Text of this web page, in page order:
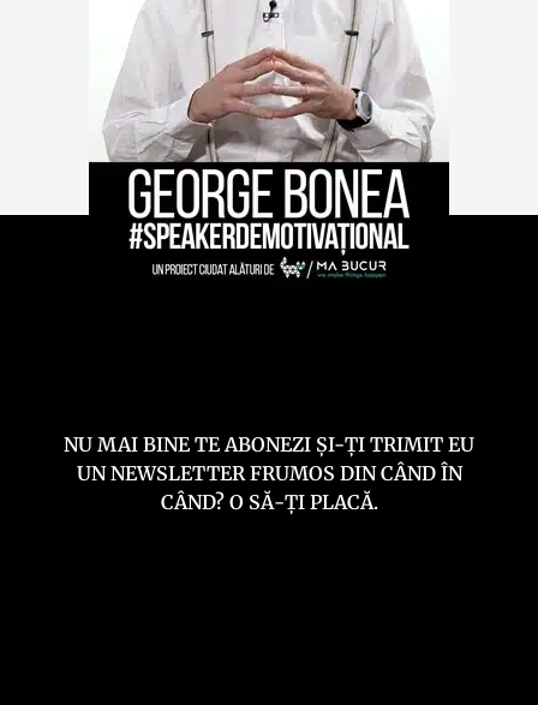
NU MAI BINE TE ABONEZI ȘI-ȚI TRIMIT EU
UN NEWSLETTER FRUMOS DIN CÂND ÎN
CÂND? O SĂ-ȚI PLACĂ.